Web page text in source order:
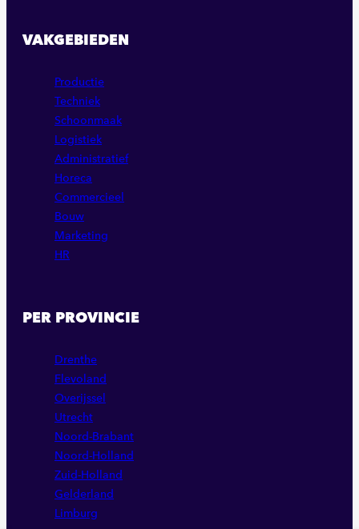
VAKGEBIEDEN
Productie
Techniek
Schoonmaak
Logistiek
Administratief
Horeca
Commercieel
Bouw
Marketing
HR
PER PROVINCIE
Drenthe
Flevoland
Overijssel
Utrecht
Noord-Brabant
Noord-Holland
Zuid-Holland
Gelderland
Limburg